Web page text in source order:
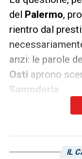
del Palermo,
rientro dal
anzi: le parole
Osti aprono
Sampdoria
Brunori,
Intervistato dal
IL